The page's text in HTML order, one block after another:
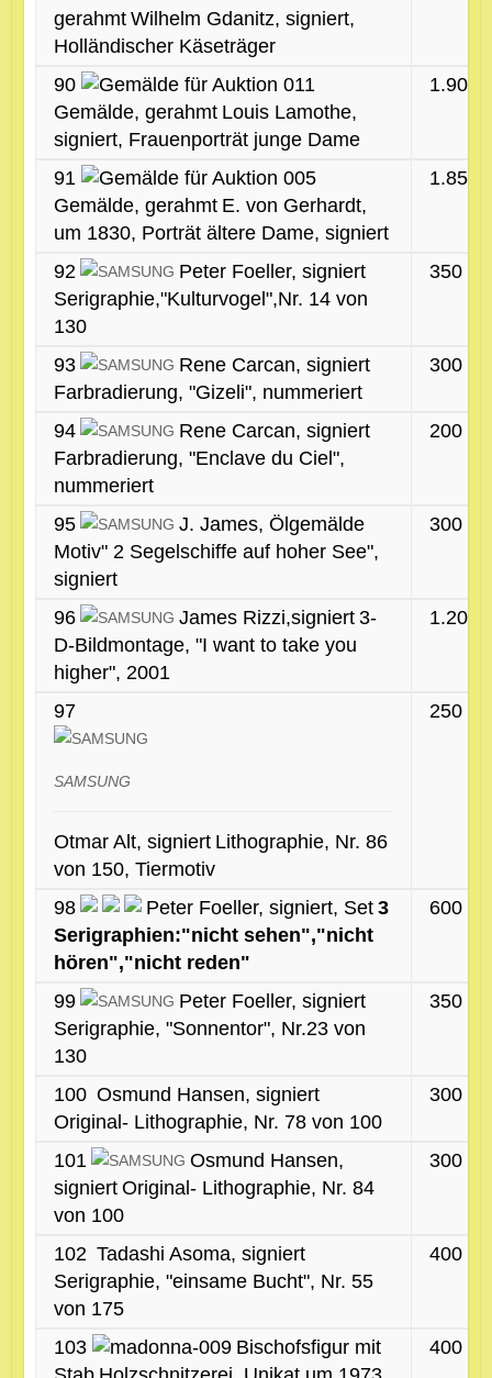
gerahmt Wilhelm Gdanitz, signiert,
Holländischer Käseträger
90
Gemälde, gerahmt Louis Lamothe,
signiert, Frauenporträt junge Dame
1.900
91
Gemälde, gerahmt E. von Gerhardt,
um 1830, Porträt ältere Dame, signiert
1.850
92
Peter Foeller, signiert
Serigraphie,"Kulturvogel",Nr. 14 von
130
350 €
93
Rene Carcan, signiert
Farbradierung, "Gizeli", nummeriert
300 €
94
Rene Carcan, signiert
Farbradierung, "Enclave du Ciel",
nummeriert
200 €
95
J. James, Ölgemälde
Motiv" 2 Segelschiffe auf hoher See",
signiert
300 €
96 James Rizzi,signiert 3-
D-Bildmontage, "I want to take you
higher", 2001
1.200
97
SAMSUNG
Otmar Alt, signiert Lithographie, Nr. 86
von 150, Tiermotiv
250 €
98 Peter Foeller, signiert, Set 3
Serigraphien:"nicht sehen","nicht
hören","nicht reden"
600 €
99
Peter Foeller, signiert
Serigraphie, "Sonnentor", Nr.23 von
130
350 €
100 Osmund Hansen, signiert
Original- Lithographie, Nr. 78 von 100
300 €
101
Osmund Hansen,
signiert Original- Lithographie, Nr. 84
von 100
300 €
102 Tadashi Asoma, signiert
Serigraphie, "einsame Bucht", Nr. 55
von 175
400 €
103
Bischofsfigur mit
400 €